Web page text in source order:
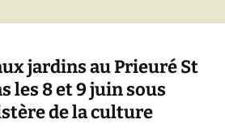
jardins au Prieuré St
les 8 et 9 juin sous
de la culture